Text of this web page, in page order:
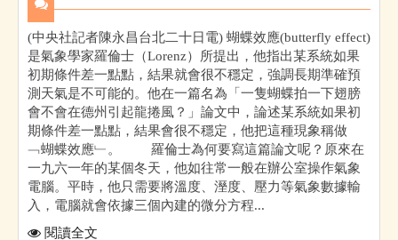
(中央社記者陳永昌台北二十日電) 蝴蝶效應(butterfly effect)
是氣象學家羅倫士（Lorenz）所提出，他指出某系統如果
初期條件差一點點，結果就會很不穩定，強調長期準確預
測天氣是不可能的。他在一篇名為「一隻蝴蝶拍一下翅膀
會不會在德州引起龍捲風？」論文中，論述某系統如果初
期條件差一點點，結果會很不穩定，他把這種現象稱做
﹁蝴蝶效應﹂。 羅倫士為何要寫這篇論文呢？原來在
一九六一年的某個冬天，他如往常一般在辦公室操作氣象
電腦。平時，他只需要將溫度、溼度、壓力等氣象數據輸
入，電腦就會依據三個內建的微分方程...
閱讀全文